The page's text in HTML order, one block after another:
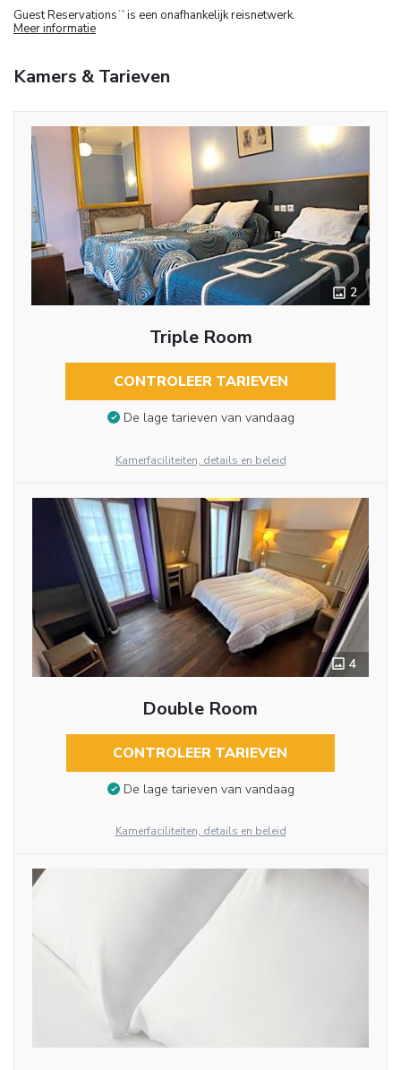
Guest Reservations TM is een onafhankelijk reisnetwerk.
Meer informatie
Kamers & Tarieven
2
Triple Room
CONTROLEER TARIEVEN
De lage tarieven van vandaag
Kamerfaciliteiten, details en beleid
4
Double Room
CONTROLEER TARIEVEN
De lage tarieven van vandaag
Kamerfaciliteiten, details en beleid